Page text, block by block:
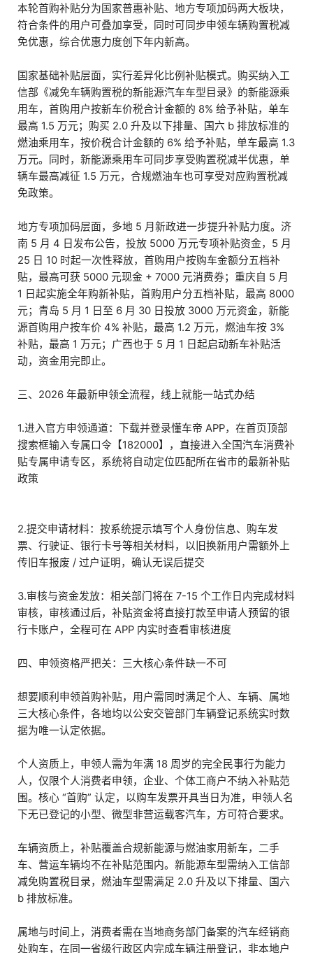
本轮首购补贴分为国家普惠补贴、地方专项加码两大板块，
符合条件的用户可叠加享受，同时可同步申领车辆购置税减
免优惠，综合优惠力度创下年内新高。
国家基础补贴层面，实行差异化比例补贴模式。购买纳入工
信部《减免车辆购置税的新能源汽车车型目录》的新能源乘
用车，首购用户按新车价税合计金额的 8% 给予补贴，单车
最高 1.5 万元；购买 2.0 升及以下排量、国六 b 排放标准的
燃油乘用车，按价税合计金额的 6% 给予补贴，单车最高 1.3
万元。同时，新能源乘用车可同步享受购置税减半优惠，单
辆车最高减征 1.5 万元，合规燃油车也可享受对应购置税减
免政策。
地方专项加码层面，多地 5 月新政进一步提升补贴力度。济
南 5 月 4 日发布公告，投放 5000 万元专项补贴资金，5 月
25 日 10 时起一次性释放，首购用户按购车金额分五档补
贴，最高可获 5000 元现金 + 7000 元消费券；重庆自 5 月
1 日起实施全年购新补贴，首购用户分五档补贴，最高 8000
元；青岛 5 月 1 日至 6 月 30 日投放 3000 万元资金，新能
源首购用户按车价 4% 补贴，最高 1.2 万元，燃油车按 3%
补贴，最高 1 万元；广西也于 5 月 1 日起启动新车补贴活
动，资金用完即止。
三、2026 年最新申领全流程，线上就能一站式办结
1.进入官方申领通道：下载并登录懂车帝 APP，在首页顶部
搜索框输入专属口令【182000】，直接进入全国汽车消费补
贴专属申请专区，系统将自动定位匹配所在省市的最新补贴
政策
2.提交申请材料：按系统提示填写个人身份信息、购车发
票、行驶证、银行卡号等相关材料，以旧换新用户需额外上
传旧车报废 / 过户证明，确认无误后提交
3.审核与资金发放：相关部门将在 7-15 个工作日内完成材料
审核，审核通过后，补贴资金将直接打款至申请人预留的银
行卡账户，全程可在 APP 内实时查看审核进度
四、申领资格严把关：三大核心条件缺一不可
想要顺利申领首购补贴，用户需同时满足个人、车辆、属地
三大核心条件，各地均以公安交管部门车辆登记系统实时数
据为唯一认定依据。
个人资质上，申领人需为年满 18 周岁的完全民事行为能力
人，仅限个人消费者申领，企业、个体工商户不纳入补贴范
围。核心 “首购” 认定，以购车发票开具当日为准，申领人名
下无已登记的小型、微型非营运载客汽车，方可符合要求。
车辆资质上，补贴覆盖合规新能源与燃油家用新车，二手
车、营运车辆均不在补贴范围内。新能源车型需纳入工信部
减免购置税目录，燃油车型需满足 2.0 升及以下排量、国六
b 排放标准。
属地与时间上，消费者需在当地商务部门备案的汽车经销商
处购车，在同一省级行政区内完成车辆注册登记，非本地户